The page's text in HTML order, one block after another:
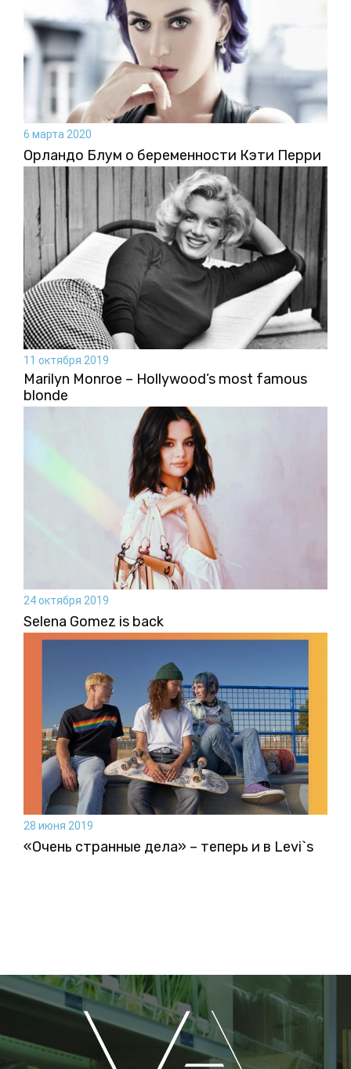
6 марта 2020
Орландо Блум о беременности Кэти Перри
11 октября 2019
Marilyn Monroe – Hollywood’s most famous
blonde
24 октября 2019
Selena Gomez is back
28 июня 2019
«Очень странные дела» – теперь и в Levi`s